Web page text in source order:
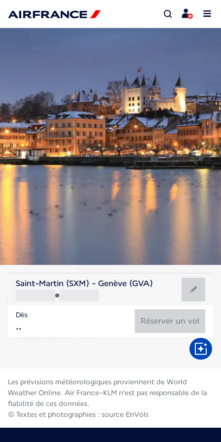
Suisse
Genève
Suisse
Durée du vol
Saint-Martin (SXM) - Genève (GVA)
Dès
Réserver un vol
Les prévisions météorologiques proviennent de World
Weather Online. Air France-KLM n'est pas responsable de la
fiabilité de ces données.
© Textes et photographies : source EnVols